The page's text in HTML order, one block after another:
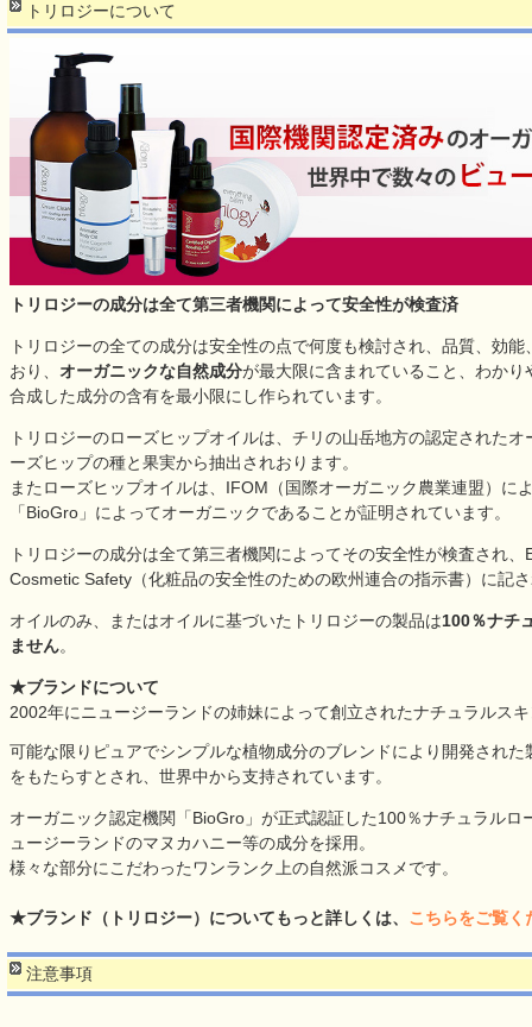
トリロジーについて
トリロジーの成分は全て第三者機関によって安全性が検査済
トリロジーの全ての成分は安全性の点で何度も検討され、品質、効
おり、 オーガニックな自然成分が最大限に含まれていること、わか
合成した成分の含有を最小限にし作られています。
トリロジーのローズヒップオイルは、チリの山岳地方の認定された
ーズヒップの種と果実から抽出されおります。
またローズヒップオイルは、IFOM（国際オーガニック農業連盟）に
「BioGro」によってオーガニックであることが証明されています。
トリロジーの成分は全て第三者機関によってその安全性が検査され
Cosmetic Safety（化粧品の安全性のための欧州連合の指示書）に記
オイルのみ、またはオイルに基づいたトリロジーの製品は100％ナチ
ません。
★ブランドについて
2002年にニュージーランドの姉妹によって創立されたナチュラルス
可能な限りピュアでシンプルな植物成分のブレンドにより開発され
をもたらすとされ、世界中から支持されています。
オーガニック認定機関「BioGro」が正式認証した100％ナチュラルロ
ュージーランドのマヌカハニー等の成分を採用。
様々な部分にこだわったワンランク上の自然派コスメです。
★ブランド（トリロジー）についてもっと詳しくは、 こちらをご覧く
注意事項